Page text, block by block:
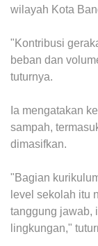
wilayah Kota
"Kontribusi
beban dan
tuturnya.
Ia mengatakan
sampah,
dimasifkan.
"Bagian
level sekolah itu
tanggung jawab,
lingkungan,"